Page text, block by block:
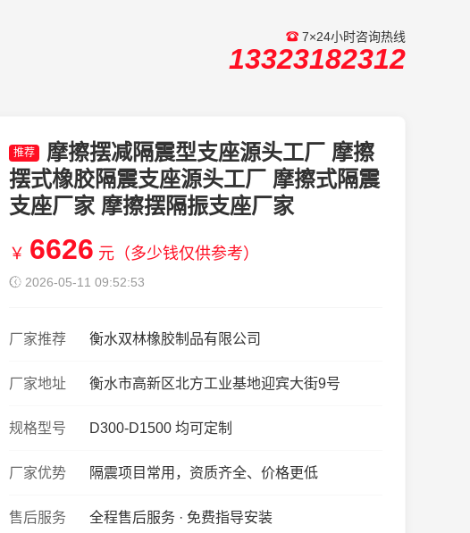
7×24小时咨询热线
13323182312
推荐
摩擦摆减隔震型支座源头工厂 摩擦
摆式橡胶隔震支座源头工厂 摩擦式隔震
支座厂家 摩擦摆隔振支座厂家
￥ 6626 元（多少钱仅供参考）
2026-05-11 09:52:53
厂家推荐 衡水双林橡胶制品有限公司
厂家地址 衡水市高新区北方工业基地迎宾大街9号
规格型号 D300-D1500 均可定制
厂家优势 隔震项目常用，资质齐全、价格更低
售后服务 全程售后服务 · 免费指导安装